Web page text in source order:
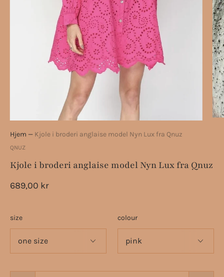
Hjem — Kjole i broderi anglaise model Nyn Lux fra Qnuz
QNUZ
Kjole i broderi anglaise model Nyn Lux fra Qnuz
689,00 kr
size colour